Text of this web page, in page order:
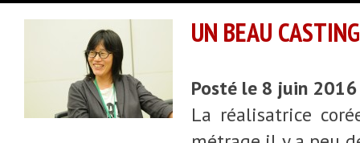
UN BEAU
Posté le 8 juin
La réalisatrice